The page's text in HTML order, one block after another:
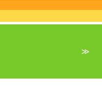
≫